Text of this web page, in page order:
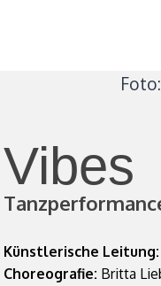
Vibes
Künstlerische Leitung:
Choreografie: Britta